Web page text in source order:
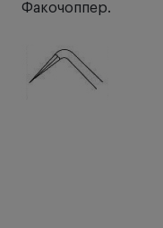
Факочоппер.